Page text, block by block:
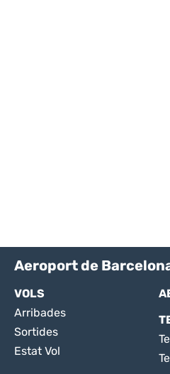
Aeroport de
VOLS
Arribades
Sortides
Estat Vol